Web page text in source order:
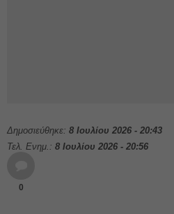
Δημοσιεύθηκε: 8 Ιουλίου 2026 - 20:43
Τελ. Ενημ.: 8 Ιουλίου 2026 - 20:56
0